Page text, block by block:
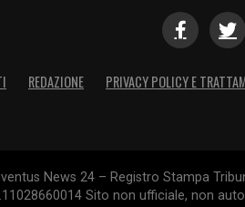
REDAZIONE PRIVACY POLICY E
News 24 – Registro Stampa
Sito non ufficiale, non